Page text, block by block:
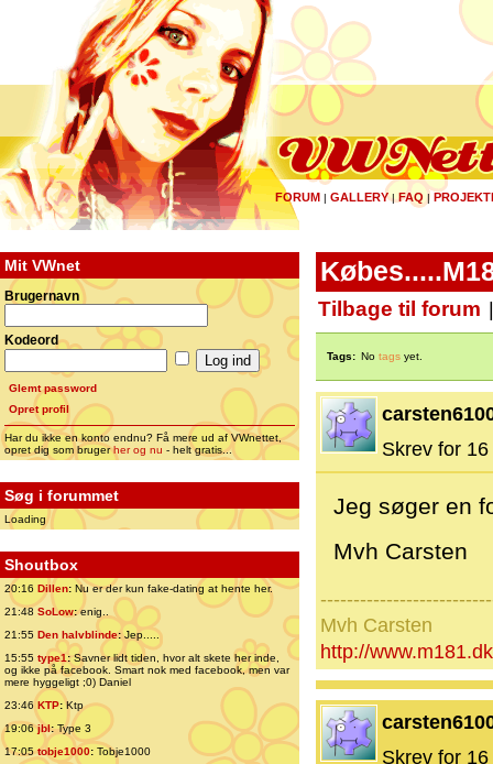
FORUM | GALLERY|FAQ |
Mit VWnet
Brugernavn
Kodeord
Glemt password
Opret profil
Har du ikke en konto endnu? Få mere ud af VWnettet,
opret dig som brugerher og nu - helt gratis...
Søg i forummet
Loading
Shoutbox
20:16 Dillen: Nu er der kun fake-dating at hente her.
21:48 SoLow:enig..
21:55 Den halvblinde:Jep.....
15:55 type1:Savner lidt tiden, hvor alt skete her inde,
og ikke på facebook. Smart nok med facebook, men var
mere hyggeligt ;0) Daniel
23:46 KTP:Ktp
19:06jbl:Type 3
17:05tobje1000: Tobje1000
Tilbage til forum
Tags: No tags yet.
Skrev for
Jeg søger en
Mvh Carsten
Mvh Carsten
http://www.m181.dk
Skrev for